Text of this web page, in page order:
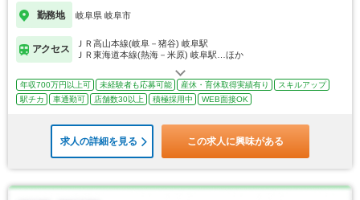
勤務地 岐阜県 岐阜市
アクセス
ＪＲ高山本線(岐阜－猪谷) 岐阜駅
ＪＲ東海道本線(熱海－米原) 岐阜駅…ほか
年収700万円以上可 未経験者も応募可能 産休・育休取得実績有り
スキルアップ
駅チカ
車通勤可 店舗数30以上 積極採用中 WEB面接OK
求人の詳細を見る この求人に興味がある